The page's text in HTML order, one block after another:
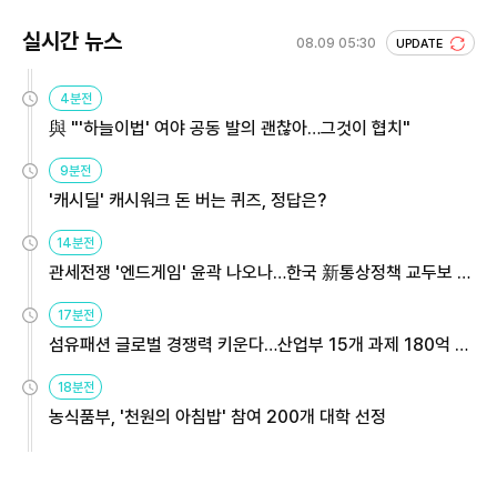
실시간 뉴스 08.09 05:30 UPDATE
4분전
與 "'하늘이법' 여야 공동 발의 괜찮아…그것이 협치"
9분전
'캐시딜' 캐시워크 돈 버는 퀴즈, 정답은?
14분전
관세전쟁 '엔드게임' 윤곽 나오나…한국 新통상정책 교두보 활
17분전
섬유패션 글로벌 경쟁력 키운다…산업부 15개 과제 180억 지
18분전
농식품부, '천원의 아침밥' 참여 200개 대학 선정